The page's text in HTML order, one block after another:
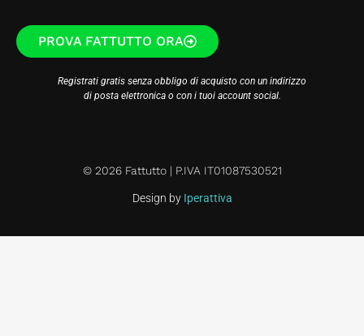
PROVA FATTUTTO ORA
Registrati gratis senza obbligo di acquisto con un indirizzo
di posta elettronica o con i tuoi account social.
© 2026 Fattutto | P.IVA IT01087530521
Design by Iperattiva